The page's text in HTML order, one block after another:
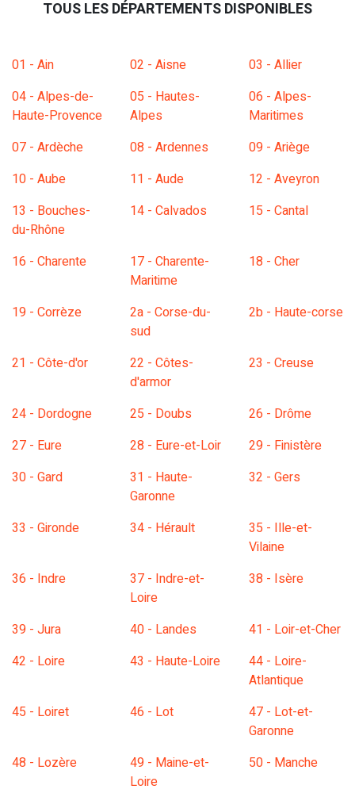
TOUS LES DÉPARTEMENTS DISPONIBLES
01 - Ain 02 - Aisne
03 - Allier
04 - Alpes-de-
Haute-Provence
05 - Hautes-
Alpes
06 - Alpes-
Maritimes
07 - Ardèche
08 - Ardennes
09 - Ariège
10 - Aube
11 - Aude
12 - Aveyron
13 - Bouches-
du-Rhône
14 - Calvados 15 - Cantal
16 - Charente
17 - Charente-
Maritime
18 - Cher
19 - Corrèze
2a - Corse-du-
sud
2b - Haute-corse
21 - Côte-d'or
22 - Côtes-
d'armor
23 - Creuse
24 - Dordogne 25 - Doubs
26 - Drôme
27 - Eure
28 - Eure-et-Loir
29 - Finistère
30 - Gard
31 - Haute-
Garonne
32 - Gers
33 - Gironde 34 - Hérault
35 - Ille-et-
Vilaine
36 - Indre
37 - Indre-et-
Loire
38 - Isère
39 - Jura 40 - Landes
41 - Loir-et-Cher
42 - Loire
43 - Haute-Loire
44 - Loire-
Atlantique
45 - Loiret
46 - Lot
47 - Lot-et-
Garonne
48 - Lozère
49 - Maine-et-
Loire
50 - Manche